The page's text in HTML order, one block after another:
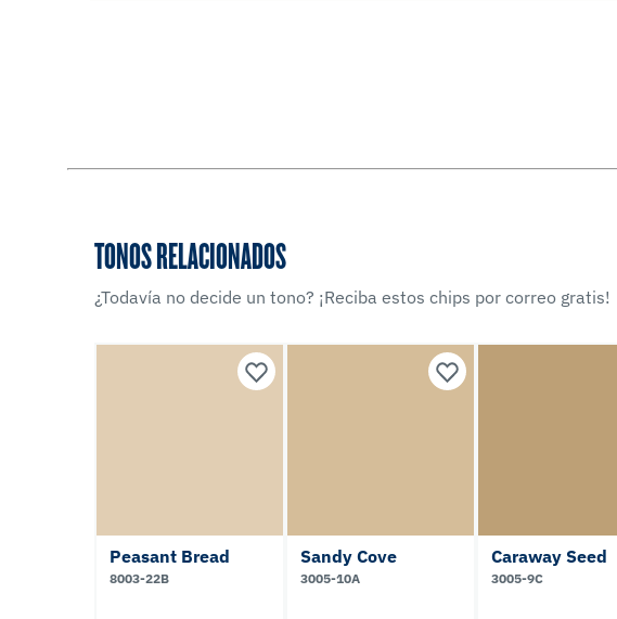
TONOS RELACIONADOS
¿Todavía no decide un tono? ¡Reciba estos chips por correo gratis!
Peasant Bread
8003-22B
Sandy Cove
3005-10A
Caraway Seed
3005-9C